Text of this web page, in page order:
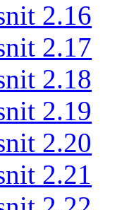
2.16
2.17
2.18
2.19
2.20
2.21